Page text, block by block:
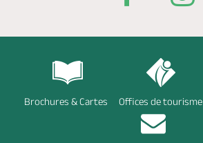
Brochures & Cartes Offices de tourisme